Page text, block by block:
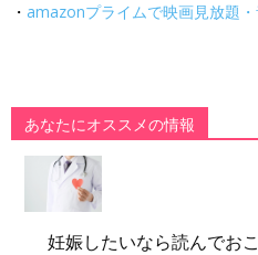
・ amazonプライムで映画見放題
あなたにオススメの情報
妊娠したいなら読んでお